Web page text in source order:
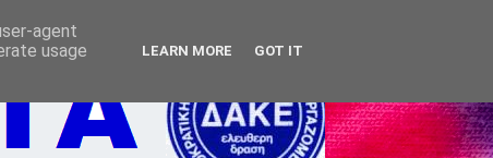
agent
usage
LEARN MORE GOT IT